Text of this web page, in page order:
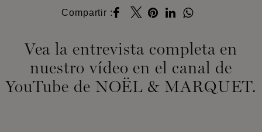
Compartir :
Vea la entrevista completa en
nuestro vídeo en el canal de
YouTube de NOËL & MARQUET.